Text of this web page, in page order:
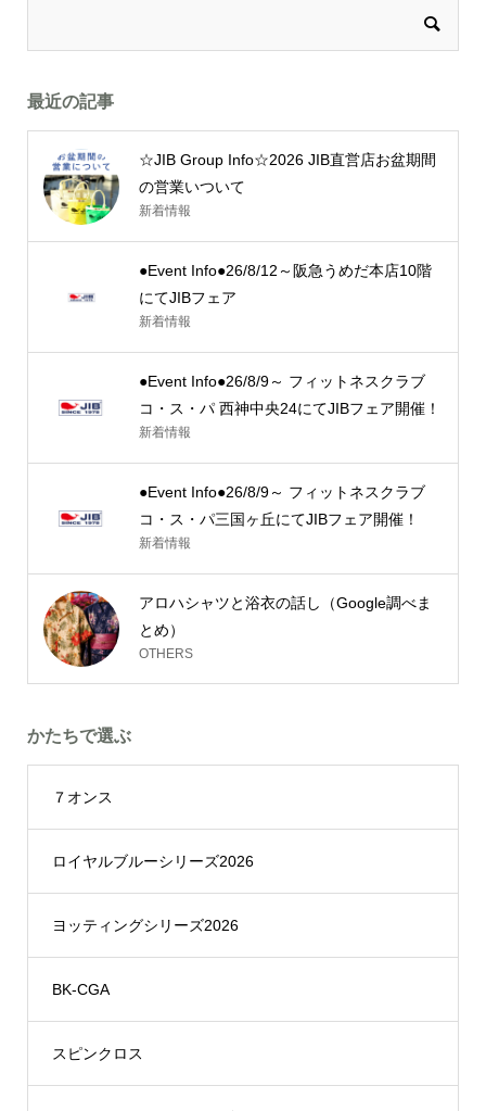
最近の記事
☆JIB Group Info☆2026 JIB直営店お盆期間
の営業いついて
新着情報
●Event Info●26/8/12～阪急うめだ本店10階
にてJIBフェア
新着情報
●Event Info●26/8/9～ フィットネスクラブ
コ・ス・パ 西神中央24にてJIBフェア開催！
新着情報
●Event Info●26/8/9～ フィットネスクラブ
コ・ス・パ三国ヶ丘にてJIBフェア開催！
新着情報
アロハシャツと浴衣の話し（Google調べま
とめ）
OTHERS
かたちで選ぶ
７オンス
ロイヤルブルーシリーズ2026
ヨッティングシリーズ2026
BK-CGA
スピンクロス